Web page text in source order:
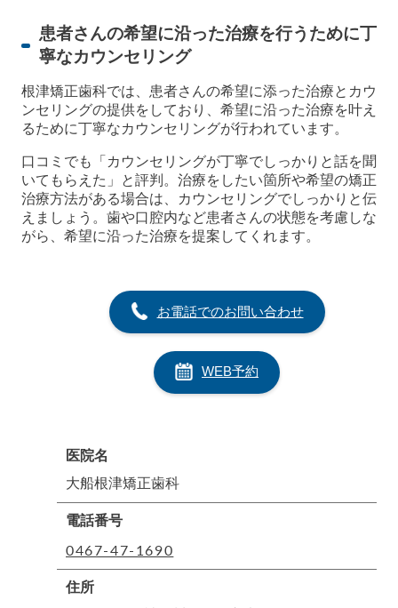
患者さんの希望に沿った治療を行うために丁
寧なカウンセリング
根津矯正歯科では、患者さんの希望に添った治療とカウ
ンセリングの提供をしており、希望に沿った治療を叶え
るために丁寧なカウンセリングが行われています。
口コミでも「カウンセリングが丁寧でしっかりと話を聞
いてもらえた」と評判。治療をしたい箇所や希望の矯正
治療方法がある場合は、カウンセリングでしっかりと伝
えましょう。歯や口腔内など患者さんの状態を考慮しな
がら、希望に沿った治療を提案してくれます。
お電話でのお問い合わせ
WEB予約
医院名
大船根津矯正歯科
電話番号
0467-47-1690
住所